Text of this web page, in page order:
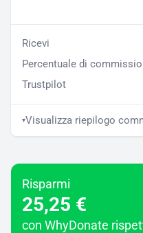
Ricevi
Percentuale di
Trustpilot
▾Visualizza riepilogo
Risparmi
25,25 €
con WhyDonate